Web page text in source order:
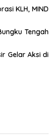
KLH, MIND
Tengah
Gelar Aksi di